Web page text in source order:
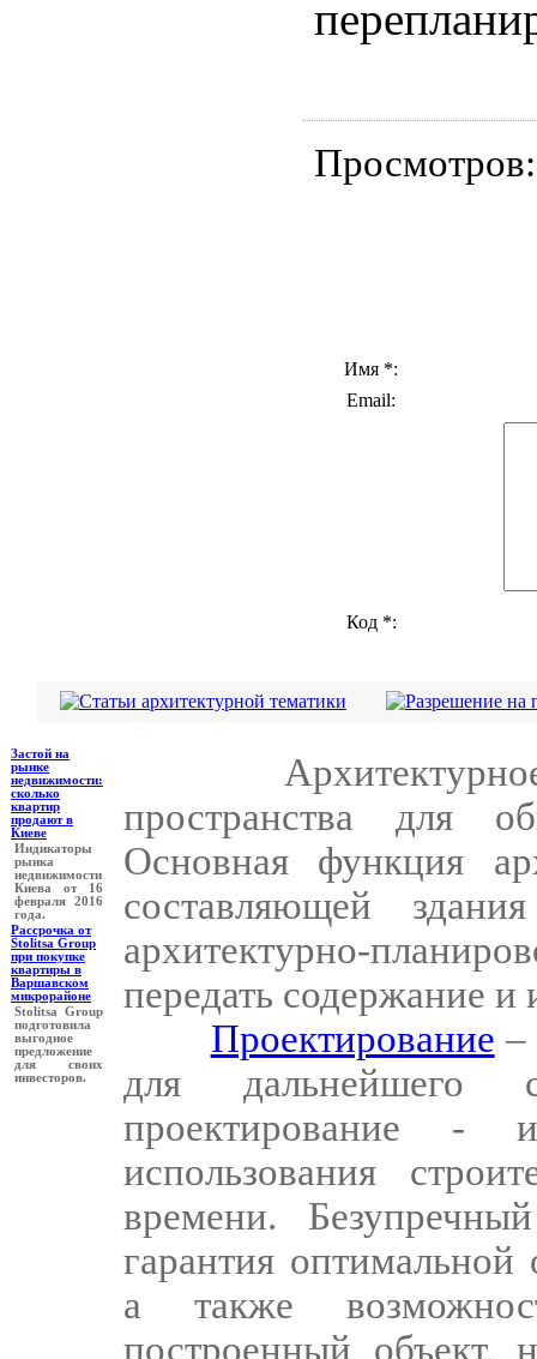
Имя *:
Email:
Код *:
Застой на
рынке
недвижимости:
сколько
квартир
продают в
Киеве
Индикаторы
рынка
недвижимости
Киева от 16
февраля 2016
года.
Рассрочка от
Stolitsa Group
при покупке
квартиры в
Варшавском
микрорайоне
Stolitsa Group
подготовила
выгодное
предложение
для своих
инвесторов.
пространства для
Основная функция
составляющей
архитектурно-
передать содержание и
Проектирование –
для дальнейшего
проектирование -
использования
времени.
гарантия оптимальной
а также
построенный объект,